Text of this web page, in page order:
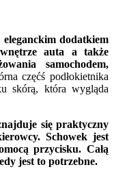
dodatkiem
auta a także
samochodem,
częćś podłokietnika
skórą, która wygląda
się praktyczny
Schowek jest
przycisku. Całą
jest to potrzebne.